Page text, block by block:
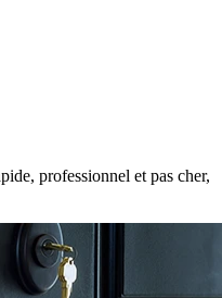
professionnel et pas cher,